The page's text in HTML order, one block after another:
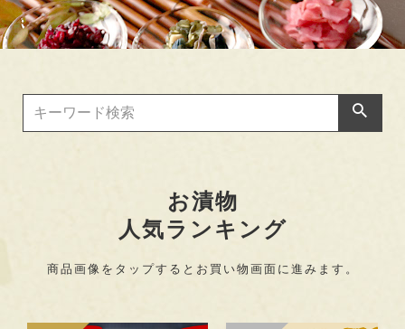
お漬物
人気ランキング
商品画像を タップするとお買い物画面に進みます。